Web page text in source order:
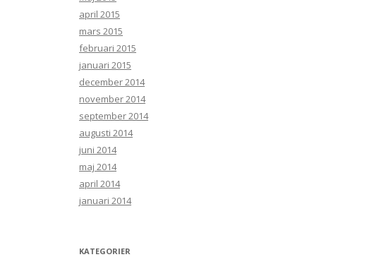
april 2015
mars 2015
februari 2015
januari 2015
december 2014
november 2014
september 2014
augusti 2014
juni 2014
maj 2014
april 2014
januari 2014
KATEGORIER